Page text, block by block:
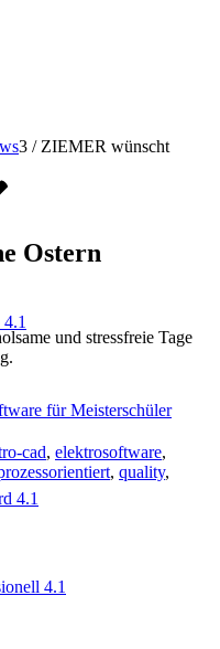
für Meisterschüler
4.1
4.1
3 / ZIEMER wünscht
Ostern
und stressfreie Tage
cad, elektrosoftware,
, quality,